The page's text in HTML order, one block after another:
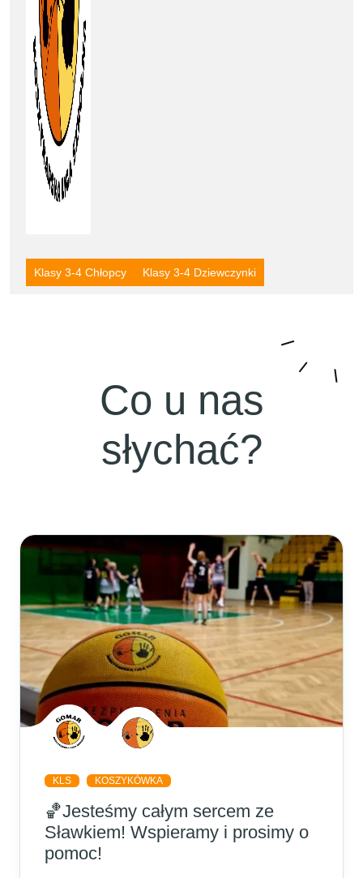
Klasy 3-4 Chłopcy Klasy 3-4 Dziewczynki
Co u nas
słychać?
KLS KOSZYKÓWKA
🏀Jesteśmy całym sercem ze
Sławkiem! Wspieramy i prosimy o
pomoc!